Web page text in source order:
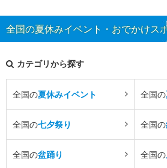
全国の夏休みイベント・おでかけス
カテゴリから探す
全国の夏休みイベント 全国の
全国の七夕祭り 全国の
全国の盆踊り 全国の